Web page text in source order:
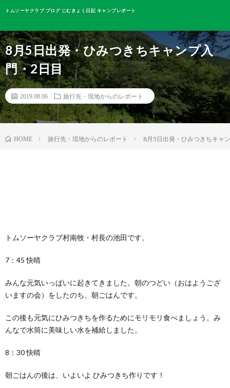
トムソーヤクラブ ブログ じむきょく日記 キャンプレポート
8月5日出発・ひみつきちキャンプ入
門・2日目
2019.08.06 旅行先・現地からのレポート
HOME 旅行先・現地からのレポート 8月5日出発・ひみつきちキャ
トムソーヤクラブ村南牧・村長の池田です。
7：45 快晴
みんな元気いっぱいに起きてきました。朝のつどい（おはようござ
いますの会）をしたのち、朝ごはんです。
この後も元気にひみつきちを作るためにモリモリ食べましょう。み
んなで水筒に美味しい水を補給しました。
8：30 快晴
朝ごはんの後は、いよいよ ひみつきち作りです！